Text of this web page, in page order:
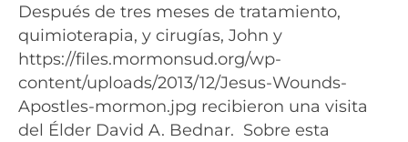
Después de tres meses de tratamiento,
quimioterapia, y cirugías, John y
https://files.mormonsud.org/wp-
content/uploads/2013/12/Jesus-Wounds-
Apostles-mormon.jpg recibieron una visita
del Élder David A. Bednar. Sobre esta